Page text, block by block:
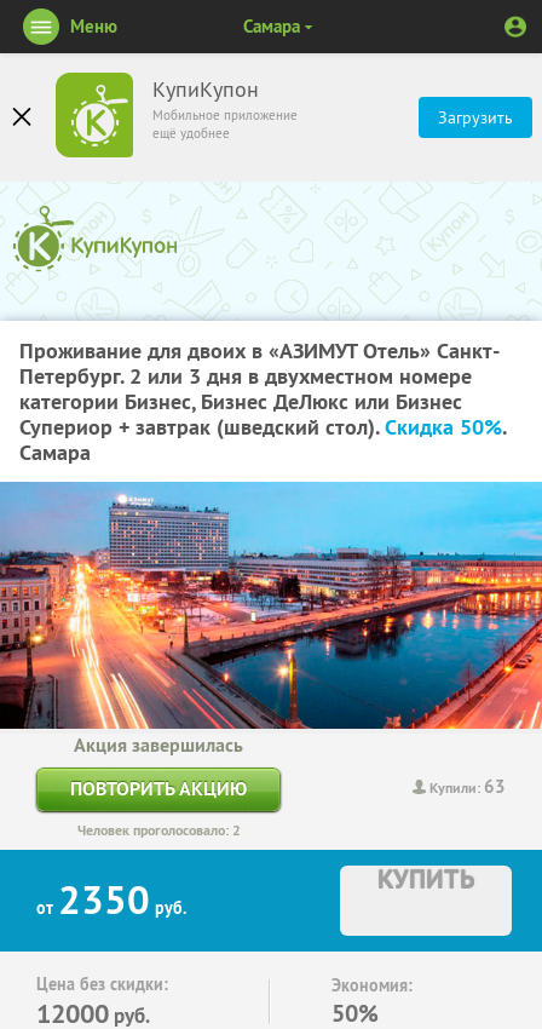
КупиКупон
Мобильное приложение
ещё удобнее
Загрузить
Меню Самара
Проживание для двоих в «АЗИМУТ Отель» Санкт-
Петербург. 2 или 3 дня в двухместном номере
категории Бизнес, Бизнес ДеЛюкс или Бизнес
Супериор + завтрак (шведский стол).Скидка 50%.
Самара
Купили: 63
Акция завершилась
ПОВТОРИТЬ АКЦИЮ
Человек проголосовало: 2
от 2350 руб.
КУПИТЬ
Цена без скидки:
12000 руб.
Экономия:
50%